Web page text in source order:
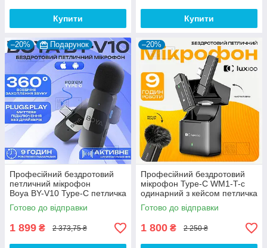
Купити Купити
–20% Подарунок
Професійний бездротовий
петличний мікрофон
Boya BY-V10 Type-C петличка
для телефона
Готово до відправки
1 899 ₴ 2 373,75 ₴
–20%
Професійний бездротовий
мікрофон Type-C WM1-T-c
одинарний з кейсом петличка
для телефону
Готово до відправки
1 800 ₴ 2 250 ₴